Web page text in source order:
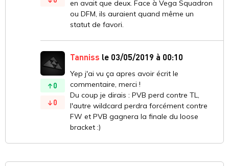
en avait que deux. Face à Vega Squadron
ou DFM, ils auraient quand même un
statut de favori.
0
0
Tanniss le 03/05/2019 à 00:10
Yep j'ai vu ça apres avoir écrit le
commentaire, merci !
Du coup je dirais : PVB perd contre TL,
l'autre wildcard perdra forcément contre
FW et PVB gagnera la finale du loose
bracket :)